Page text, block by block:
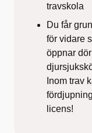
travskola
Du får
för vidare
öppnar
Inom trav
licens!